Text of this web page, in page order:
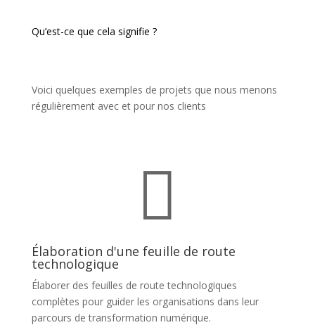
Qu’est-ce que cela signifie ?
Voici quelques exemples de projets que nous menons
régulièrement avec et pour nos clients

Élaboration d'une feuille de route
technologique
Élaborer des feuilles de route technologiques
complètes pour guider les organisations dans leur
parcours de transformation numérique.